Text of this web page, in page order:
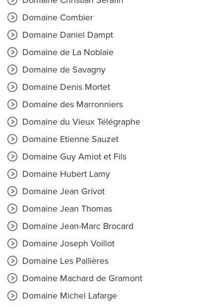
Domaine Combier
Domaine Daniel Dampt
Domaine de La Noblaie
Domaine de Savagny
Domaine Denis Mortet
Domaine des Marronniers
Domaine du Vieux Télégraphe
Domaine Etienne Sauzet
Domaine Guy Amiot et Fils
Domaine Hubert Lamy
Domaine Jean Grivot
Domaine Jean Thomas
Domaine Jean-Marc Brocard
Domaine Joseph Voillot
Domaine Les Pallières
Domaine Machard de Gramont
Domaine Michel Lafarge